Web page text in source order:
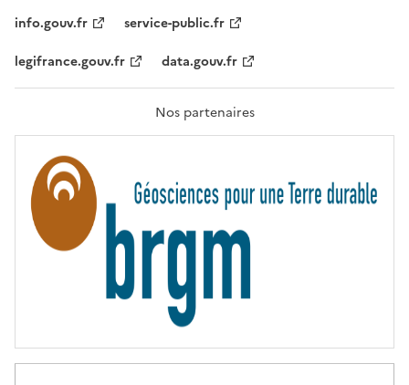
F
A
T
R
T
É
info.gouv.fr
service-public.fr
legifrance.gouv.fr
data.gouv.fr
Nos partenaires